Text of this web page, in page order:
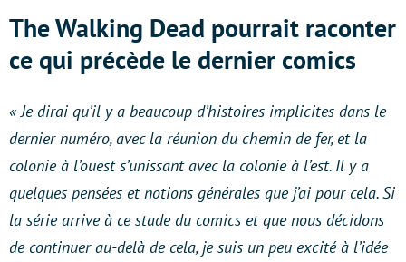
The Walking Dead pourrait raconter
ce qui précède le dernier comics
« Je dirai qu’il y a beaucoup d’histoires implicites dans le
dernier numéro, avec la réunion du chemin de fer, et la
colonie à l’ouest s’unissant avec la colonie à l’est. Il y a
quelques pensées et notions générales que j’ai pour cela. Si
la série arrive à ce stade du comics et que nous décidons
de continuer au-delà de cela, je suis un peu excité à l’idée